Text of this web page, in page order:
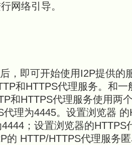
网络引导。
，即可开始使用I2P提供的
和HTTPS代理服务。和
和HTTPS代理服务使用两
代理为4445。设置浏览器
；设置浏览器的HTTPS
的 HTTP/HTTPS代理服务